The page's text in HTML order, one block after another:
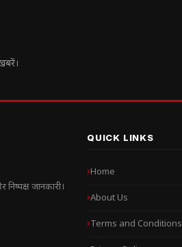
जानकारी।
QUICK LINKS
Home
About Us
Terms and Conditions